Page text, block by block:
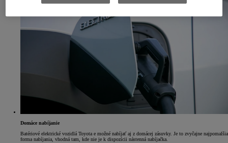
Domáce nabíjanie
Batériové elektrické vozidlá Toyota e možné nabíjať aj z domácej zásuvky. Je to zvyčajne najpomalšia
forma nabíjania, vhodná tam, kde nie je k dispozícii nástenná nabíjačka.